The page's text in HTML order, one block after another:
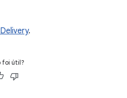
.
foi útil?